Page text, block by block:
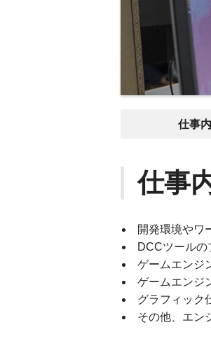
仕事
仕事
開発環境やワ
DCCツール
ゲームエンジ
ゲームエンジ
グラフィック
その他、エン